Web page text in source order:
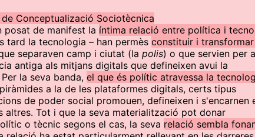
de Conceptualizació Sociotècnica
posat de manifest la íntima relació entre política i
tard la tecnologia – han permès constituir i
separaven camp i ciutat (la polis) o que servien per
antiga als mitjans digitals que defineixen avui la
la seva banda, el que és polític atravessa la
a la de les plataformes digitals, certs tipus
de poder social promouen, defineixen i s'encarnen
altres. Tot i que la seva materialització pot donar
o tècnic segons el cas, la seva relació sembla